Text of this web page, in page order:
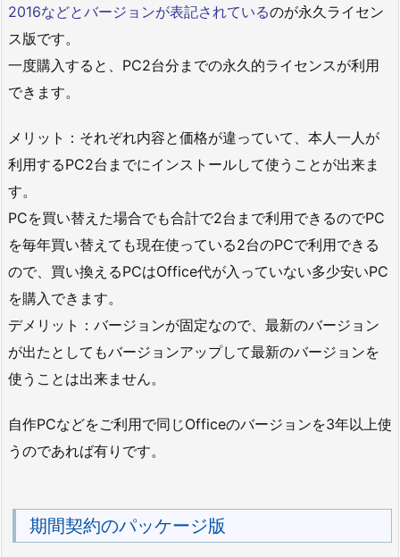
2016などとバージョンが表記されているのが永久ライセン
ス版です。
一度購入すると、PC2台分までの永久的ライセンスが利用
できます。
メリット：それぞれ内容と価格が違っていて、本人一人が
利用するPC2台までにインストールして使うことが出来ま
す。
PCを買い替えた場合でも合計で2台まで利用できるのでPC
を毎年買い替えても現在使っている2台のPCで利用できる
ので、買い換えるPCはOffice代が入っていない多少安いPC
を購入できます。
デメリット：バージョンが固定なので、最新のバージョン
が出たとしてもバージョンアップして最新のバージョンを
使うことは出来ません。
自作PCなどをご利用で同じOfficeのバージョンを3年以上使
うのであれば有りです。
期間契約のパッケージ版